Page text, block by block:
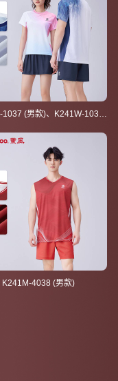
1037 (男款)、K241W-1037
K241M-4038 (男款)